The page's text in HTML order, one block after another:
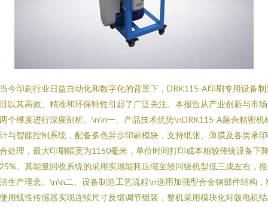
今印刷行业日益自动化和数字化的背景下，DRK115-A印刷专用设备制
以其高效、精准和环保特性引起了广泛关注。本报告从产业创新与市
个维度进行深度剖析。\n\n一、产品技术优势\nDRK115-A融合精密机
与智能控制系统，配备多色异步印刷模块，支持纸张、薄膜及各类承
处理，最大印刷幅宽为1150毫米，单位时间打印成本相较传统设备下
。其能量回收系统的采用实现能耗压缩至较同级机型低三成左右，
生产理念。\n\n二、设备制造工艺流程\n选用加强型合金钢部件结构，
用线性传感器实现连续尺寸反馈调节组装，整机采用模块化对版电机